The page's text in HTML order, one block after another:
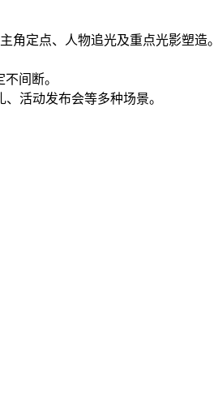
角定点、人物追光及重点光影塑造。
间断。
活动发布会等多种场景。